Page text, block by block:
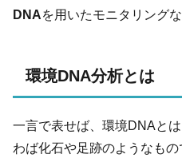
DNAを用いたモニタリングな
環境DNA分析とは
一言で表せば、環境DNAと
わば化石や足跡のようなもの